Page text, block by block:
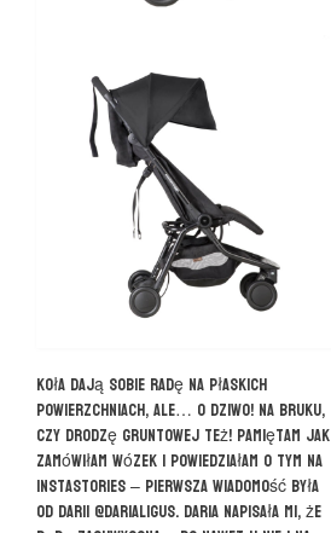
Koła dają sobie radę na płaskich
powierzchniach, ale… o dziwo! Na bruku,
czy drodzę gruntowej też! Pamiętam jak
zamówiłam wózek i powiedziałam o tym na
instastories – pierwsza wiadomość była
od Darii @darialigus. Daria napisała mi, że